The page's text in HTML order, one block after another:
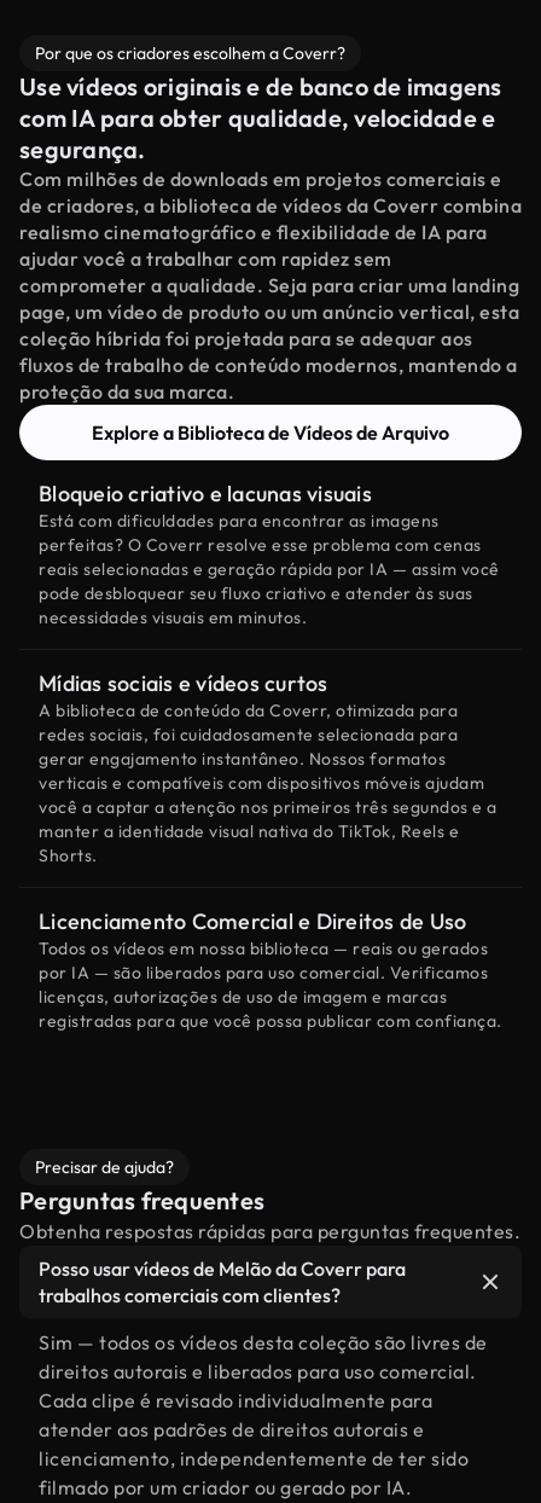
Por que os criadores escolhem a Coverr?
Use vídeos originais e de banco de imagens
com IA para obter qualidade, velocidade e
segurança.
Com milhões de downloads em projetos comerciais e
de criadores, a biblioteca de vídeos da Coverr combina
realismo cinematográfico e flexibilidade de IA para
ajudar você a trabalhar com rapidez sem
comprometer a qualidade. Seja para criar uma landing
page, um vídeo de produto ou um anúncio vertical, esta
coleção híbrida foi projetada para se adequar aos
fluxos de trabalho de conteúdo modernos, mantendo a
proteção da sua marca.
Explore a Biblioteca de Vídeos de Arquivo
Bloqueio criativo e lacunas visuais
Está com dificuldades para encontrar as imagens
perfeitas? O Coverr resolve esse problema com cenas
reais selecionadas e geração rápida por IA — assim você
pode desbloquear seu fluxo criativo e atender às suas
necessidades visuais em minutos.
Mídias sociais e vídeos curtos
A biblioteca de conteúdo da Coverr, otimizada para
redes sociais, foi cuidadosamente selecionada para
gerar engajamento instantâneo. Nossos formatos
verticais e compatíveis com dispositivos móveis ajudam
você a captar a atenção nos primeiros três segundos e a
manter a identidade visual nativa do TikTok, Reels e
Shorts.
Licenciamento Comercial e Direitos de Uso
Todos os vídeos em nossa biblioteca — reais ou gerados
por IA — são liberados para uso comercial. Verificamos
licenças, autorizações de uso de imagem e marcas
registradas para que você possa publicar com confiança.
Precisar de ajuda?
Perguntas frequentes
Obtenha respostas rápidas para perguntas frequentes.
Posso usar vídeos de Melão da Coverr para
trabalhos comerciais com clientes?
Sim — todos os vídeos desta coleção são livres de
direitos autorais e liberados para uso comercial.
Cada clipe é revisado individualmente para
atender aos padrões de direitos autorais e
licenciamento, independentemente de ter sido
filmado por um criador ou gerado por IA.